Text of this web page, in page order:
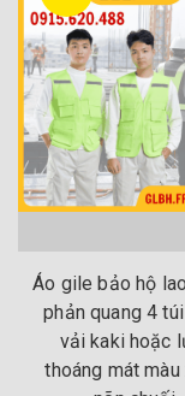
Áo gile bảo hộ
phản quang 4
vải kaki hoặc
thoáng mát màu